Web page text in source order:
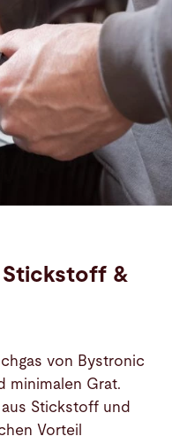
Stickstoff &
von Bystronic
minimalen Grat.
Stickstoff und
Vorteil